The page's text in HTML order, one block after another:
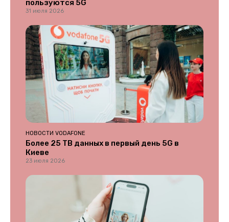
пользуются 5G
31 июля 2026
НОВОСТИ VODAFONE
Более 25 ТВ данных в первый день 5G в
Киеве
23 июля 2026